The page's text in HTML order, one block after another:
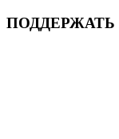
ПОДДЕРЖАТЬ